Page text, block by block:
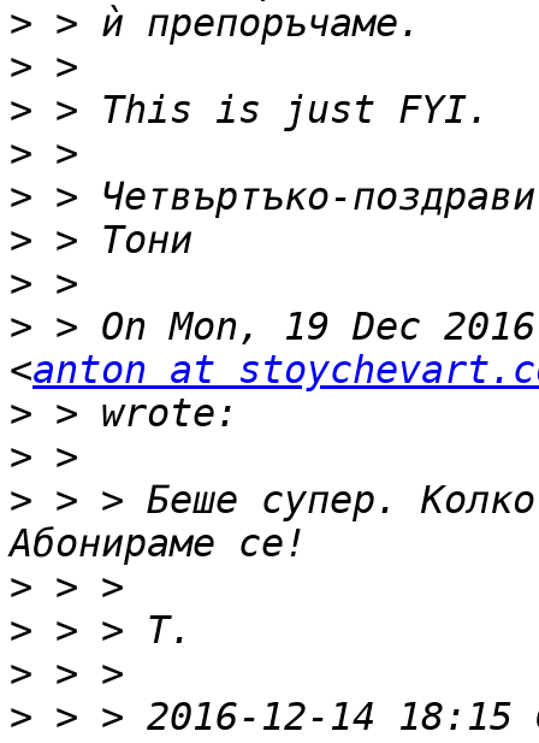
>
>
>
>
>
>
>
> > On Mon, 19 Dec
<anton at
>
>
> > > Беше супер.
>
>
>
> > > 2016-12-14 18:15